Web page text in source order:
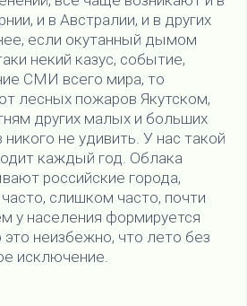
и в Австралии, и в других
если окутанный дымом
некий казус, событие,
СМИ всего мира, то
лесных пожаров Якутском,
других малых и больших
никого не удивить. У нас такой
каждый год. Облака
российские города,
слишком часто, почти
у населения формируется
это неизбежно, что лето без
исключение.